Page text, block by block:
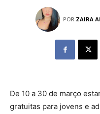
POR ZAIRA
De 10 a 30 de março
gratuitas para jovens e